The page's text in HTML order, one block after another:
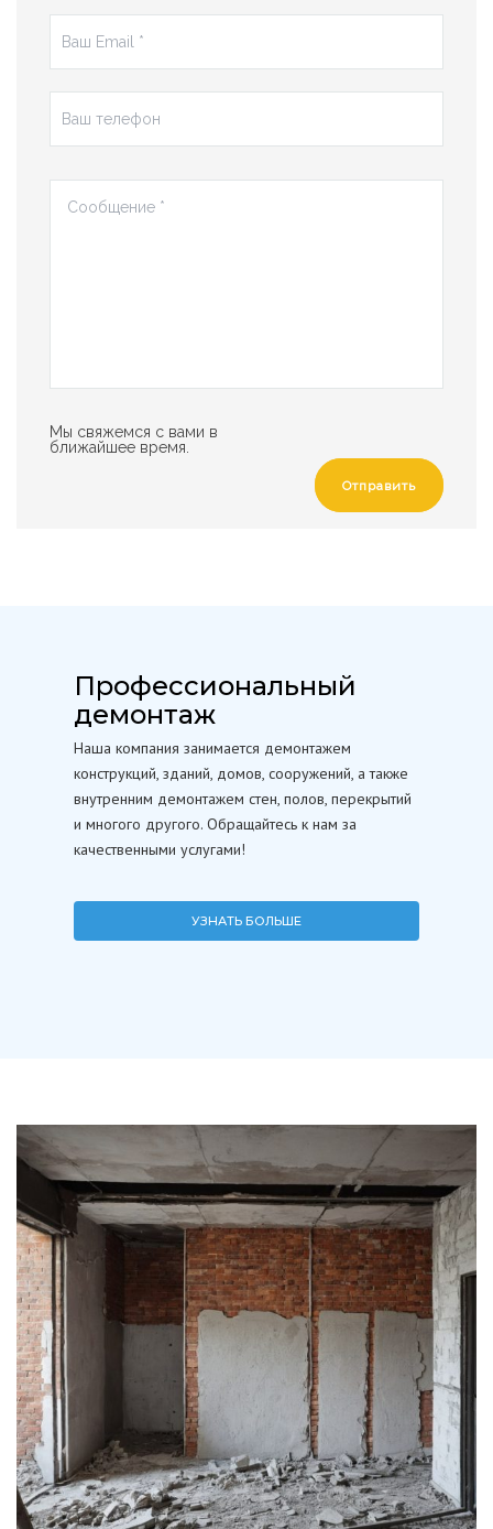
Мы свяжемся с вами в
ближайшее время.
Отправить
Профессиональный
демонтаж
Наша компания занимается демонтажем
конструкций, зданий, домов, сооружений, а также
внутренним демонтажем стен, полов, перекрытий
и многого другого. Обращайтесь к нам за
качественными услугами!
УЗНАТЬ БОЛЬШЕ